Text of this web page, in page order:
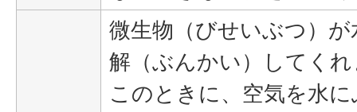
微生物（びせいぶつ）
解（ぶんかい）してく
このときに、空気を水